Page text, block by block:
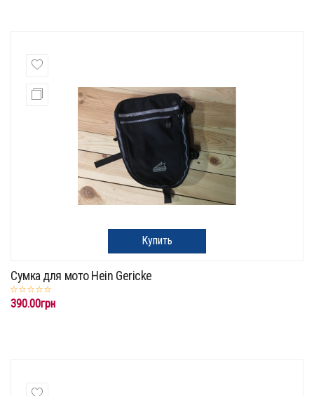
Купить
Сумка для мото Hein Gericke
390.00грн